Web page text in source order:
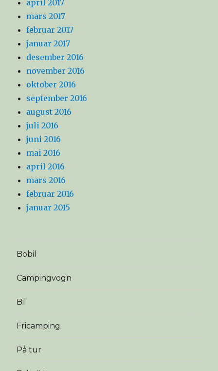
april 2017
mars 2017
februar 2017
januar 2017
desember 2016
november 2016
oktober 2016
september 2016
august 2016
juli 2016
juni 2016
mai 2016
april 2016
mars 2016
februar 2016
januar 2015
Bobil
Campingvogn
Bil
Fricamping
På tur